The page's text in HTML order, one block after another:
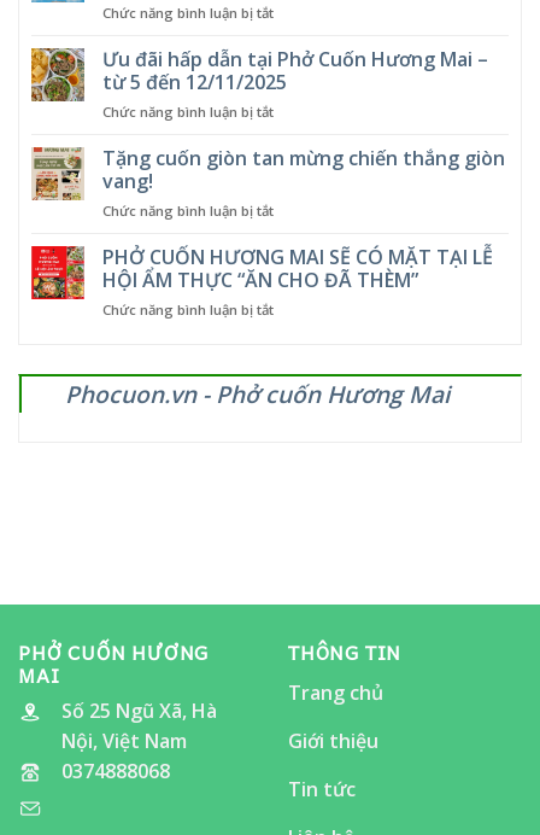
Chức năng bình luận bị tắtở
COMBO
MÙA
HÈ
SIÊU
–
GIẢM
CẢ
GIÁ
Ưu đãi hấp dẫn tại Phở Cuốn Hương Mai –
từ 5 đến 12/11/2025
Chức năng bình luận bị tắtở
đãi
hấp
tại
Cuốn
Hương
–
đến
12/11/2025
Tặng cuốn giòn tan mừng chiến thắng giòn
vang!
Chức năng bình luận bị tắtở
cuốn
giòn
tan
mừng
giòn
vang!
PHỞ CUỐN HƯƠNG MAI SẼ CÓ MẶT TẠI LỄ
HỘI ẨM THỰC “ĂN CHO ĐÃ THÈM”
Chức năng bình luận bị tắtở
MAI
SẼ
Phocuon.vn - Phở cuốn Hương Mai
PHỞ CUỐN HƯƠNG
MAI
Số 25 Ngũ Xã, Hà
Nội, Việt Nam
0374888068
THÔNG TIN
Trang chủ
Giới thiệu
Tin tức